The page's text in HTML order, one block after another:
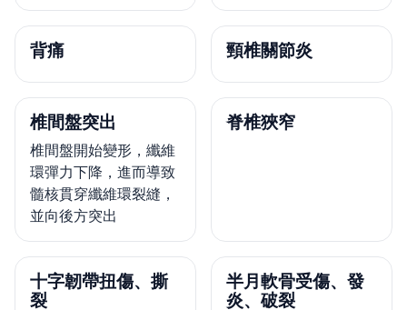
背痛 頸椎關節炎
椎間盤突出
椎間盤開始變形，纖維
環彈力下降，進而導致
髓核貫穿纖維環裂縫，
並向後方突出
脊椎狹窄
十字韌帶扭傷、撕
裂
半月軟骨受傷、發
炎、破裂